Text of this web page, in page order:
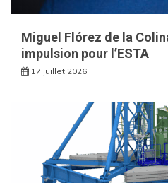
Miguel Flórez de la
impulsion pour l’ESTA
17 juillet 2026